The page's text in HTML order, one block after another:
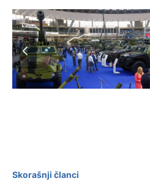
Otvoren
Međunarodni sajam
naoružanja i vojne
opreme „PARTNER
2025“
Skorašnji članci